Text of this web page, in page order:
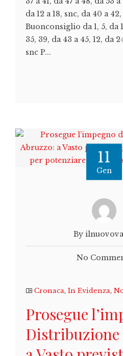
da 12 a 18, snc, da 40 a
Buonconsiglio da 1, 5, da
35, 39, da 43 a 45, 12, da
snc P...
11
Gen
By
No
Cronaca, In Evidenza,
Prosegue
Distribuzione